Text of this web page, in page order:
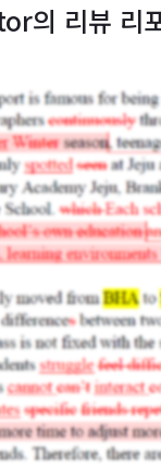
의 리뷰 리